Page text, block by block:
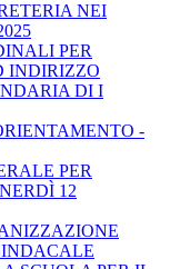
NEI
PER
INDIRIZZO
DI I
-
PER
12